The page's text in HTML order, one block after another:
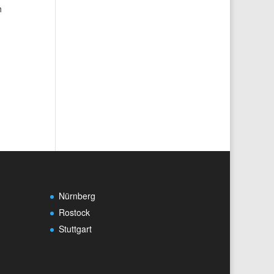
Nürnberg
Rostock
Stuttgart